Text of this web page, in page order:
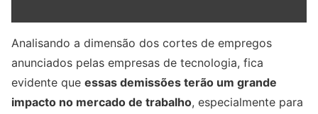
Analisando a dimensão dos cortes de empregos
anunciados pelas empresas de tecnologia, fica
evidente que essas demissões terão um grande
impacto no mercado de trabalho, especialmente para